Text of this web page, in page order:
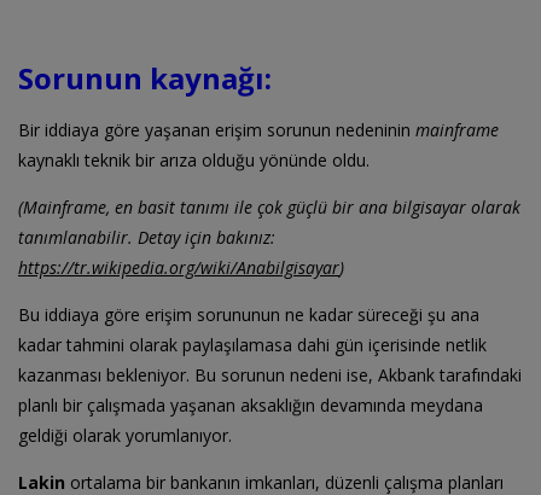
Sorunun kaynağı:
Bir iddiaya göre yaşanan erişim sorunun nedeninin mainframe
kaynaklı teknik bir arıza olduğu yönünde oldu.
(Mainframe, en basit tanımı ile çok güçlü bir ana bilgisayar olarak
tanımlanabilir. Detay için bakınız:
https://tr.wikipedia.org/wiki/Anabilgisayar)
Bu iddiaya göre erişim sorununun ne kadar süreceği şu ana
kadar tahmini olarak paylaşılamasa dahi gün içerisinde netlik
kazanması bekleniyor. Bu sorunun nedeni ise, Akbank tarafındaki
planlı bir çalışmada yaşanan aksaklığın devamında meydana
geldiği olarak yorumlanıyor.
Lakin ortalama bir bankanın imkanları, düzenli çalışma planları